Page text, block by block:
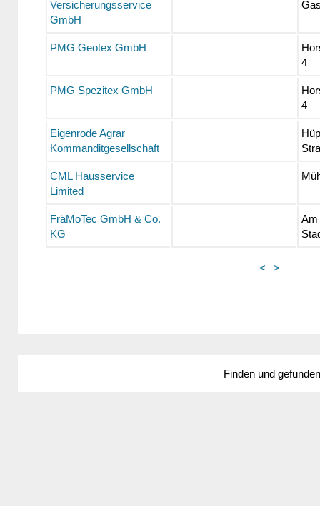
Versicherungsservice
GmbH
PMG Geotex GmbH
4
PMG Spezitex GmbH
4
Eigenrode Agrar
Kommanditgesellschaft
CML Hausservice
Limited
FräMoTec GmbH & Co.
KG
Am
< >
Finden und